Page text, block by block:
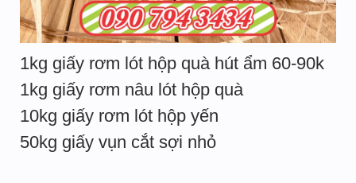
1kg giấy rơm lót hộp quà hút ẩm 60-90k
1kg giấy rơm nâu lót hộp quà
10kg giấy rơm lót hộp yến
50kg giấy vụn cắt sợi nhỏ